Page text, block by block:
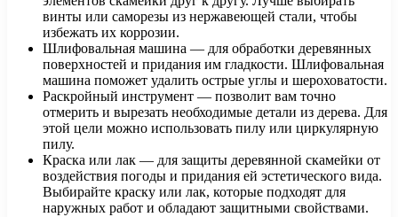
винты или саморезы из нержавеющей стали, чтобы
избежать их коррозии.
Шлифовальная машина — для обработки деревянных
поверхностей и придания им гладкости. Шлифовальная
машина поможет удалить острые углы и шероховатости.
Раскройный инструмент — позволит вам точно
отмерить и вырезать необходимые детали из дерева. Для
этой цели можно использовать пилу или циркулярную
пилу.
Краска или лак — для защиты деревянной скамейки от
воздействия погоды и придания ей эстетического вида.
Выбирайте краску или лак, которые подходят для
наружных работ и обладают защитными свойствами.